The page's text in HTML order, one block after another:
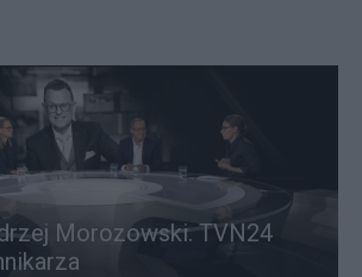
Morozowski. TVN24